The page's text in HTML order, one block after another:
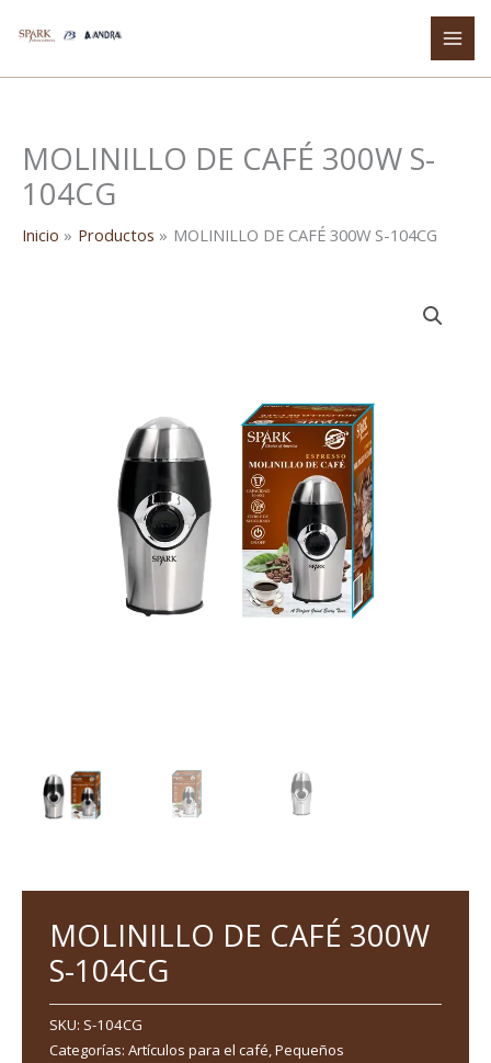
MOLINILLO DE CAFÉ 300W S-
104CG
Inicio Productos MOLINILLO DE CAFÉ 300W S-104CG
MOLINILLO DE CAFÉ 300W
S-104CG
SKU: S-104CG
Categorías: Artículos para el café,Pequeños